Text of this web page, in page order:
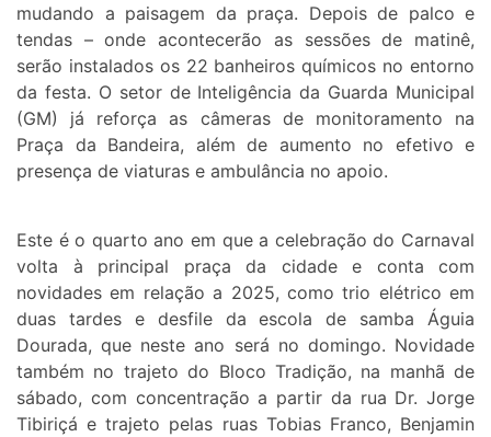
mudando a paisagem da praça. Depois de palco e
tendas – onde acontecerão as sessões de matinê,
serão instalados os 22 banheiros químicos no entorno
da festa. O setor de Inteligência da Guarda Municipal
(GM) já reforça as câmeras de monitoramento na
Praça da Bandeira, além de aumento no efetivo e
presença de viaturas e ambulância no apoio.
Este é o quarto ano em que a celebração do Carnaval
volta à principal praça da cidade e conta com
novidades em relação a 2025, como trio elétrico em
duas tardes e desfile da escola de samba Águia
Dourada, que neste ano será no domingo. Novidade
também no trajeto do Bloco Tradição, na manhã de
sábado, com concentração a partir da rua Dr. Jorge
Tibiriçá e trajeto pelas ruas Tobias Franco, Benjamin